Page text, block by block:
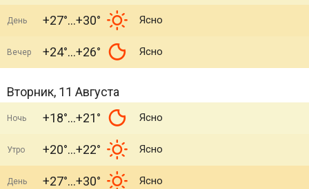
День +27° +30° Ясно
Вечер +24° +26° Ясно
Вторник, 11 Августа
Ночь +18° +21° Ясно
Утро +20° +22° Ясно
День +27° +30° Ясно